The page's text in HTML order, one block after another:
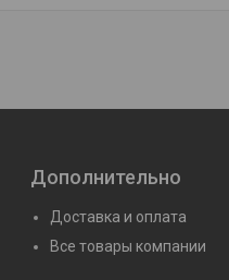
Дополнительно
Доставка и оплата
Все товары компании